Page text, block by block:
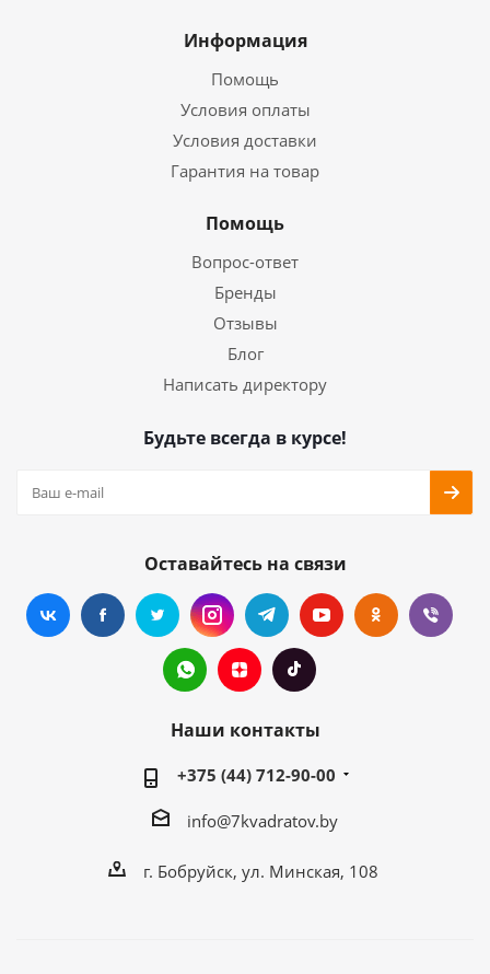
Информация
Помощь
Условия оплаты
Условия доставки
Гарантия на товар
Помощь
Вопрос-ответ
Бренды
Отзывы
Блог
Написать директору
Будьте всегда в курсе!
Оставайтесь на связи
Наши контакты
+375 (44) 712-90-00
info@7kvadratov.by
г. Бобруйск, ул. Минская, 108